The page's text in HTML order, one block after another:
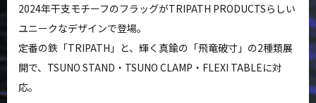
2024年干支モチーフのフラッグがTRIPATH PRODUCTSらしい
ユニークなデザインで登場。
定番の鉄「TRIPATH」と、輝く真鍮の「飛竜破寸」の2種類展
開で、TSUNO STAND・TSUNO CLAMP・FLEXI TABLEに対
応。